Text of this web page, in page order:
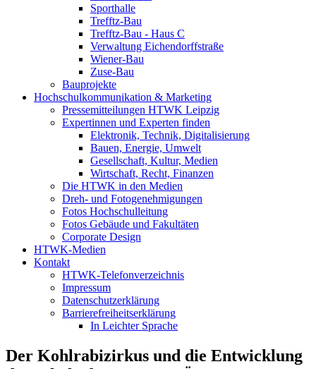
Sporthalle
Trefftz-Bau
Trefftz-Bau - Haus C
Verwaltung Eichendorffstraße
Wiener-Bau
Zuse-Bau
Bauprojekte
Hochschulkommunikation & Marketing
Pressemitteilungen HTWK Leipzig
Expertinnen und Experten finden
Elektronik, Technik, Digitalisierung
Bauen, Energie, Umwelt
Gesellschaft, Kultur, Medien
Wirtschaft, Recht, Finanzen
Die HTWK in den Medien
Dreh- und Fotogenehmigungen
Fotos Hochschulleitung
Fotos Gebäude und Fakultäten
Corporate Design
HTWK-Medien
Kontakt
HTWK-Telefonverzeichnis
Impressum
Datenschutzerklärung
Barrierefreiheitserklärung
In Leichter Sprache
Der Kohlrabizirkus und die Entwicklung